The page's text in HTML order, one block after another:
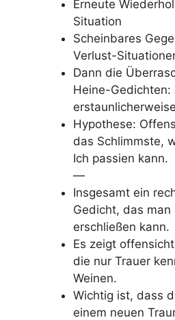
Erneute
Situation
Scheinbares
Verlust-
Dann die
Heine-
erstaunlicherweise
Hypothese:
das Schlimmste,
Ich passien kann.
—
Insgesamt ein
Gedicht, das man
erschließen kann.
Es zeigt
die nur Trauer
Weinen.
Wichtig ist, dass
einem neuen